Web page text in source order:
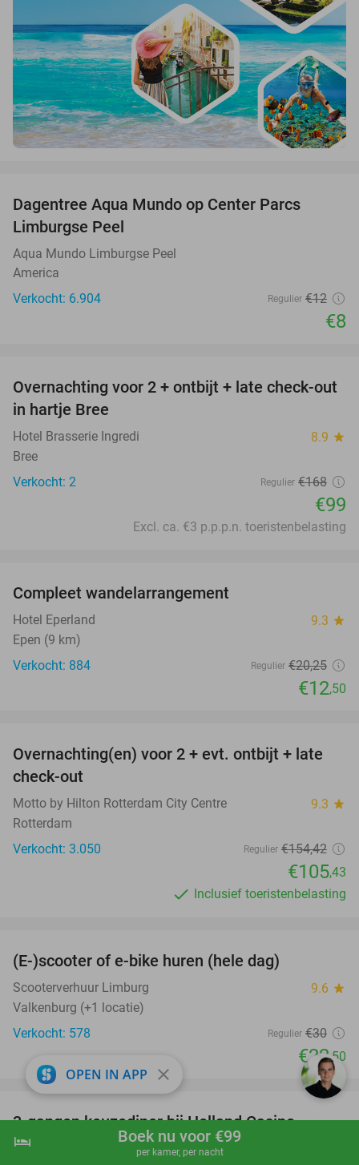
shopping_cart Boek nu
hotel Boek nu voor €99
per kamer, per nacht
Dagentree Aqua Mundo op Center Parcs
Limburgse Peel
Aqua Mundo Limburgse Peel
America
Verkocht: 6.904
Regulier €12
€8
41%
TODAY
Overnachting voor 2 + ontbijt + late check-out
in hartje Bree
Hotel Brasserie Ingredi 8.9 star
Bree
Verkocht: 2
Regulier €168
€99
Excl. ca. €3 p.p.p.n. toeristenbelasting
Compleet wandelarrangement
Hotel Eperland 9.3 star
Epen (9 km)
Verkocht: 884
Regulier €20,25
€12,50
32%
Overnachting(en) voor 2 + evt. ontbijt + late
check-out
Motto by Hilton Rotterdam City Centre 9.3 star
Rotterdam
Verkocht: 3.050
Regulier €154,42
€105,43
Inclusief toeristenbelasting
(E-)scooter of e-bike huren (hele dag)
Scooterverhuur Limburg 9.6 star
Valkenburg (+1 locatie)
Verkocht: 578
Regulier €30
€22,50
50%
favorite_border
3-gangen keuzediner bij Holland Casino
Valkenburg
OPEN IN APP close